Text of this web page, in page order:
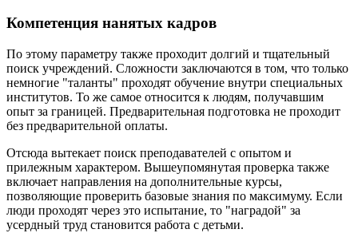
Компетенция нанятых кадров
По этому параметру также проходит долгий и тщательный
поиск учреждений. Сложности заключаются в том, что только
немногие "таланты" проходят обучение внутри специальных
институтов. То же самое относится к людям, получавшим
опыт за границей. Предварительная подготовка не проходит
без предварительной оплаты.
Отсюда вытекает поиск преподавателей с опытом и
прилежным характером. Вышеупомянутая проверка также
включает направления на дополнительные курсы,
позволяющие проверить базовые знания по максимуму. Если
люди проходят через это испытание, то "наградой" за
усердный труд становится работа с детьми.